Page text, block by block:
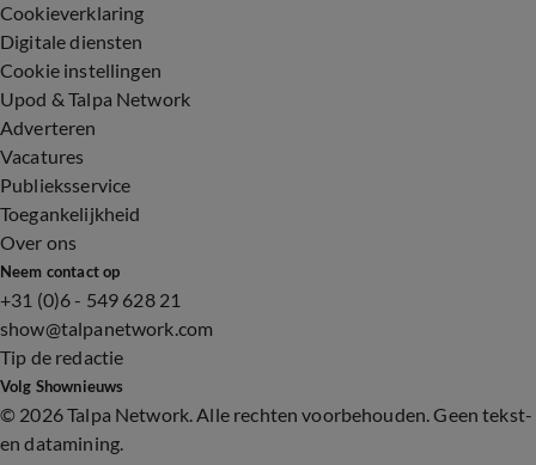
Cookieverklaring
Digitale diensten
Cookie instellingen
Upod & Talpa Network
Adverteren
Vacatures
Publieksservice
Toegankelijkheid
Over ons
Neem contact op
+31 (0)6 - 549 628 21
show@talpanetwork.com
Tip de redactie
Volg Shownieuws
© 2026 Talpa Network. Alle rechten voorbehouden. Geen tekst-
en datamining.